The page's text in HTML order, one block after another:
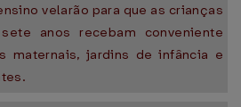
velarão para que as crianças
anos recebam conveniente
maternais, jardins de infância e